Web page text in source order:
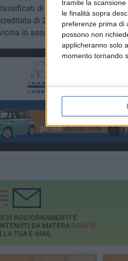
tramite la
le finalità sopra
preferenze prima di
possono non
applicheranno solo
momento tornando
di ogni tappa.Sviluppata
di 225 cavalli; sfrutta
in assoluto ad una MotoGP.
AGGIORNAMENTI E
DA MATERA GRATIS
TUA E-MAIL